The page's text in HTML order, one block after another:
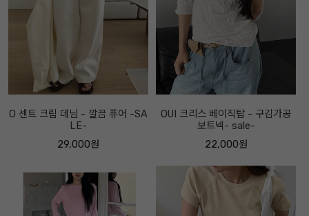
O 센트 크림 데님 - 깔끔 퓨어 -SA
LE-
29,000원
OUI 크리스 베이직탑 - 구김가공
보트넥- sale-
22,000원